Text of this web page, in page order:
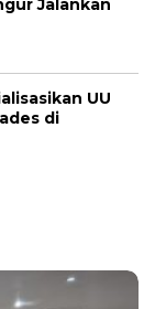
Jalankan
UU
di